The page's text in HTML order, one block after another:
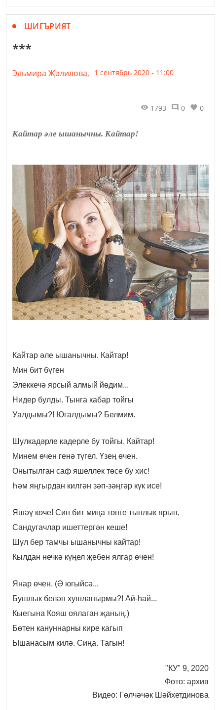
ШИГЪРИЯТ
***
Эльмира Җәлилова, 1 сентябрь 2020 - 11:00
1793 0 0
Кайтар әле ышанычны. Кайтар!
Кайтар әле ышанычны. Кайтар!
Мин бит бүген
Элеккечә ярсый алмый йөдим...
Нидер булды. Тынга кабар тойгы
Уалдымы?! Югалдымы? Белмим.
Шулкадәрле кадерле бу тойгы. Кайтар!
Минем өчен генә түгел. Үзең өчен.
Онытылган саф яшеллек төсе бу хис!
Һәм яңгырдан килгән зәп-зәңгәр күк исе!
Яшәү көче! Син бит миңа төнге тынлык ярып,
Сандугачлар ишеттергән кеше!
Шул бер тамчы ышанычны кайтар!
Кылдан нечкә күңел җебен ялгар өчен!
Янар өчен. (Ə югыйсә...
Бушлык белән хушланырмы?! Ай-һай...
Кыегына Кояш оялаган җаның.)
Бөтен кануннарны кире кагып
Ышанасым килә. Сиңа. Тагын!
"КУ" 9, 2020
Фото: архив
Видео: Гөлчәчәк Шәйхетдинова